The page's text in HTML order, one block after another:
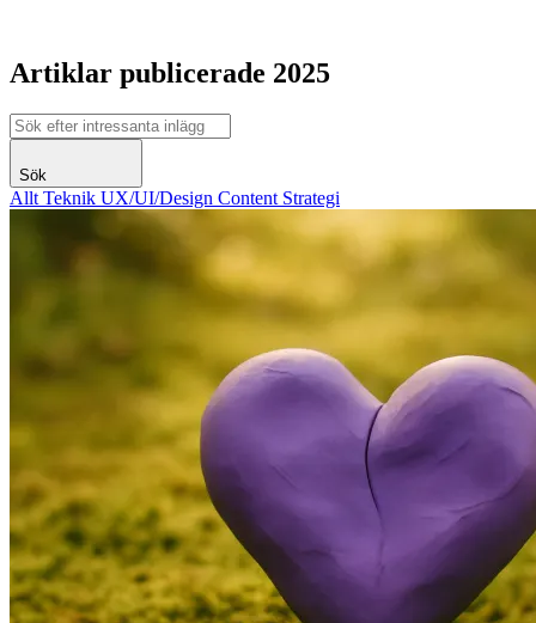
Artiklar publicerade 2025
Sök
Allt Teknik UX/UI/Design Content Strategi